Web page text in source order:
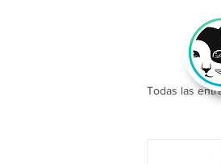
Todas las